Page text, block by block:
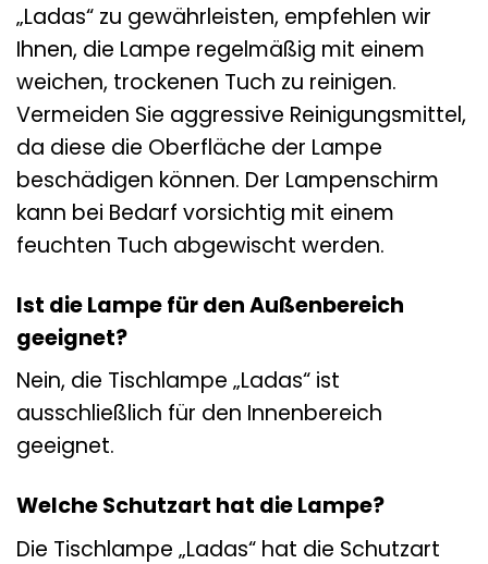
„Ladas“ zu gewährleisten, empfehlen wir
Ihnen, die Lampe regelmäßig mit einem
weichen, trockenen Tuch zu reinigen.
Vermeiden Sie aggressive Reinigungsmittel,
da diese die Oberfläche der Lampe
beschädigen können. Der Lampenschirm
kann bei Bedarf vorsichtig mit einem
feuchten Tuch abgewischt werden.
Ist die Lampe für den Außenbereich
geeignet?
Nein, die Tischlampe „Ladas“ ist
ausschließlich für den Innenbereich
geeignet.
Welche Schutzart hat die Lampe?
Die Tischlampe „Ladas“ hat die Schutzart